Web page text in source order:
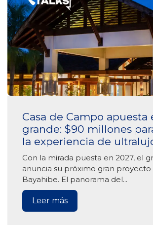
Casa de Campo apuesta
grande: $90 millones
la experiencia de
Con la mirada puesta en 2027, el
anuncia su próximo gran proyecto
Bayahibe. El panorama del...
Leer más